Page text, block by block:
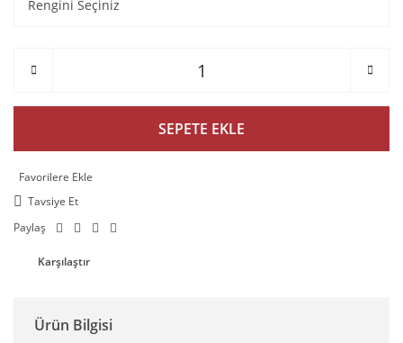
SEPETE EKLE
Tavsiye Et
Paylaş
Karşılaştır
Ürün Bilgisi